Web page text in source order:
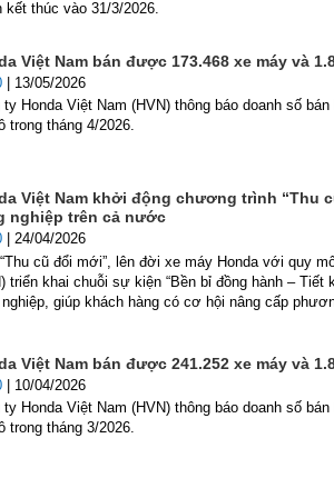
kết thúc vào 31/3/2026.
Việt Nam bán được 173.468 xe máy và
| 13/05/2026
ty Honda Việt Nam (HVN) thông báo doanh số
trong tháng 4/2026.
Việt Nam khởi động chương trình “Thu
nghiệp trên cả nước
| 24/04/2026
cũ đổi mới”, lên đời xe máy Honda với quy
triển khai chuỗi sự kiện “Bền bỉ đồng hành – Tiết
giúp khách hàng có cơ hội nâng cấp
Việt Nam bán được 241.252 xe máy và
| 10/04/2026
ty Honda Việt Nam (HVN) thông báo doanh số
trong tháng 3/2026.